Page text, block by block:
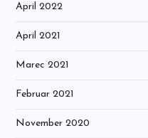
April 2022
April 2021
Marec 2021
Februar 2021
November 2020